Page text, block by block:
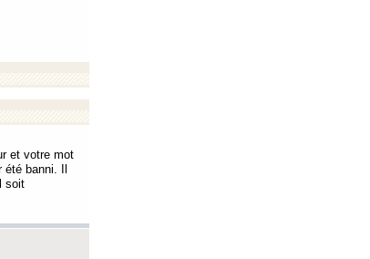
et votre mot
banni. Il
soit